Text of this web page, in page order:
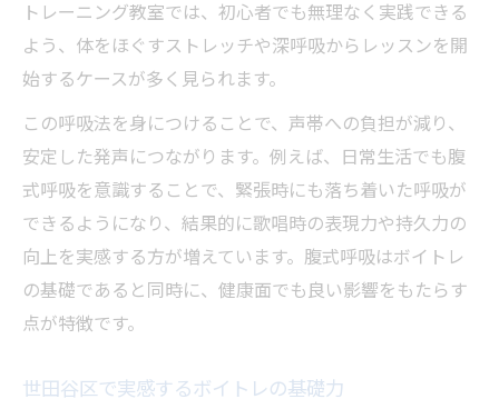
腹式呼吸を徹底活用するボイトレ実践法
ボーカルエクササイズで響く声を体感
二子玉川周辺でのボイトレ体験談まとめ
リラックス重視のボイトレがおすすめな理由
ボイトレは無理のないリラックスが鍵
力を抜いたボイトレで声の伸びを実感
安心して続けられるボイトレ教室の選び方
ストレス軽減にも役立つボイトレ効果
トレーニング教室では、初心者でも無理なく実践できる
よう、体をほぐすストレッチや深呼吸からレッスンを開
始するケースが多く見られます。
この呼吸法を身につけることで、声帯への負担が減り、
安定した発声につながります。例えば、日常生活でも腹
式呼吸を意識することで、緊張時にも落ち着いた呼吸が
できるようになり、結果的に歌唱時の表現力や持久力の
向上を実感する方が増えています。腹式呼吸はボイトレ
の基礎であると同時に、健康面でも良い影響をもたらす
点が特徴です。
世田谷区で実感するボイトレの基礎力